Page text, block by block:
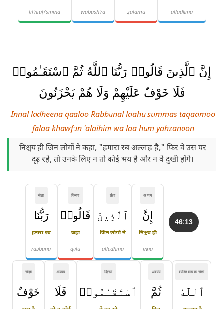
alladhīna
ẓalamū
wabush'rā
lil'muḥ'sinīna
إِنَّ ٱلَّذِينَ قَالُوا۟ رَبُّنَا ٱللَّهُ ثُمَّ ٱسْتَقَـٰمُوا۟
فَلَا خَوْفٌ عَلَيْهِمْ وَلَا هُمْ يَحْزَنُونَ
Innal ladheena qaaloo Rabbunal laahu summas taqaamoo
falaa khawfun 'alaihim wa laa hum yahzanoon
निश्चय ही जिन लोगों ने कहा, "हमारा रब अल्लाह है," फिर वे उस पर
दृढ़ रहे, तो उनके लिए न तो कोई भय है और न वे दुखी होंगे।
46:13
अव्यय
إِنَّ
निश्चय ही
inna
संज्ञा
ٱلَّذِينَ
जिन लोगों ने
alladhīna
क्रिया
قَالُوا۟
कहा
qālū
संज्ञा
رَبُّنَا
हमारा रब
rabbunā
व्यक्तिवाचक संज्ञा
ٱللَّهُ
अव्यय
ثُمَّ
क्रिया
ٱسْتَقَـٰمُوا۟
अव्यय
فَلَا
संज्ञा
خَوْفٌ